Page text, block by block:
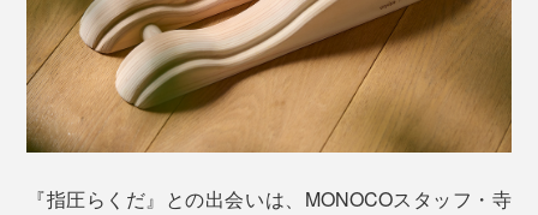
『指圧らくだ』との出会いは、MONOCOスタッフ・寺